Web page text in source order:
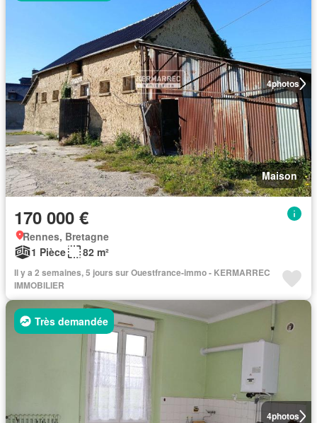
4photos
Maison
170 000 €
Rennes, Bretagne
1 Pièce
82 m²
Il y a 2 semaines, 5 jours sur Ouestfrance-immo - KERMARREC
IMMOBILIER
4photos
Très demandée